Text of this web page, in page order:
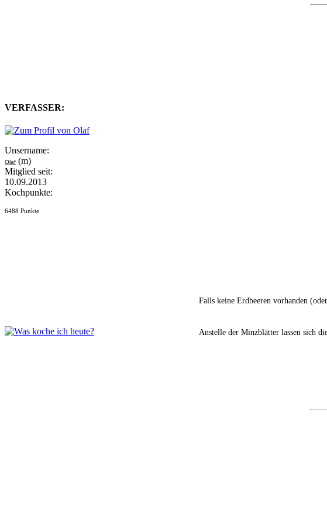
VERFASSER:
Unsername:
Olaf (m)
Mitglied seit:
10.09.2013
Kochpunkte:
6488 Punkte
Falls keine Erdbeeren vorhanden
Anstelle der Minzblätter lassen sich